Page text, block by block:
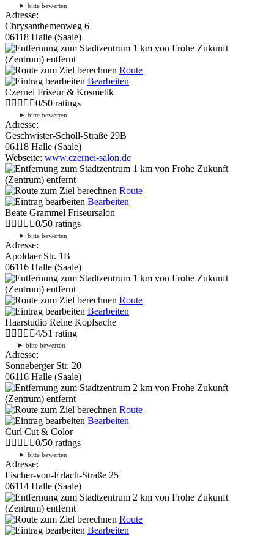
► bitte bewerten
Adresse:
Chrysanthemenweg 6
06118 Halle (Saale)
1 km von Frohe Zukunft
(Zentrum) entfernt
Route
Bearbeiten
Czernei Friseur & Kosmetik
0/50 ratings
► bitte bewerten
Adresse:
Geschwister-Scholl-Straße 29B
06118 Halle (Saale)
Webseite: www.czernei-salon.de
1 km von Frohe Zukunft
(Zentrum) entfernt
Route
Bearbeiten
Beate Grammel Friseursalon
0/50 ratings
► bitte bewerten
Adresse:
Apoldaer Str. 1B
06116 Halle (Saale)
1 km von Frohe Zukunft
(Zentrum) entfernt
Route
Bearbeiten
Haarstudio Reine Kopfsache
4/51 rating
► bitte bewerten
Adresse:
Sonneberger Str. 20
06116 Halle (Saale)
2 km von Frohe Zukunft
(Zentrum) entfernt
Route
Bearbeiten
Curl Cut & Color
0/50 ratings
► bitte bewerten
Adresse:
Fischer-von-Erlach-Straße 25
06114 Halle (Saale)
2 km von Frohe Zukunft
(Zentrum) entfernt
Route
Bearbeiten